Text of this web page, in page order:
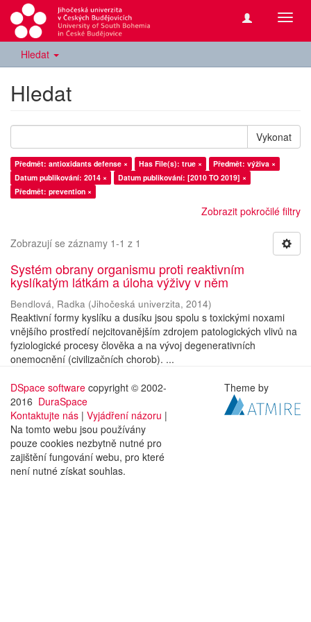
Hledat
Hledat
Vykonat
Předmět: antioxidants defense × Has File(s): true ×
Předmět: výživa ×
Datum publikování: 2014 ×
Datum publikování: [2010 TO 2019] ×
Předmět: prevention ×
Zobrazit pokročilé filtry
Zobrazují se záznamy 1-1 z 1
Systém obrany organismu proti reaktivním
kyslíkatým látkám a úloha výživy v něm
Bendlová, Radka (Jihočeská univerzita, 2014)
Reaktivní formy kyslíku a dusíku jsou spolu s toxickými noxami
vnějšího prostředí nejcitovanějším zdrojem patologických vlivů na
fyziologické procesy člověka a na vývoj degenerativních
onemocnění (civilizačních chorob). ...
DSpace software copyright © 2002-
2016 DuraSpace
Kontaktujte nás | Vyjádření názoru |
Na tomto webu jsou používány
pouze cookies nezbytně nutné pro
zajištění fungování webu, pro které
není nutné získat souhlas.
Theme by